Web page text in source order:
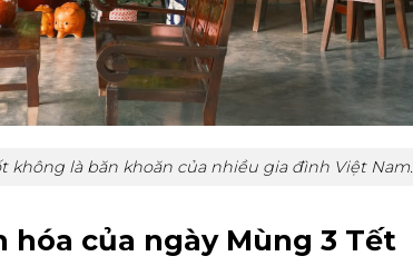
không là băn khoăn của nhiều gia đình Việt Nam.
hóa của ngày Mùng 3 Tết